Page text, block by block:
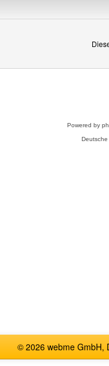
Powered by
© 2026 webme GmbH,